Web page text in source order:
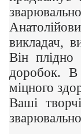
викладач,
Він плідно
доробок.
міцного
Ваші